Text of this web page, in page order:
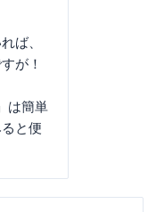
ば、
が！
は簡単
と便